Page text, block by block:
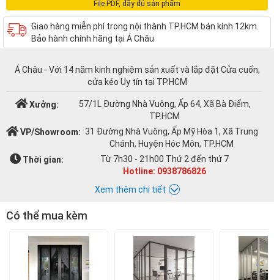
Giao hàng miễn phí trong nội thành TP.HCM bán kính 12km.
Bảo hành chính hãng tại Á Châu
Á Châu - Với 14 năm kinh nghiệm sản xuất và lắp đặt Cửa cuốn,
cửa kéo Uy tín tại TP.HCM
Xưởng:
57/1L Đường Nhà Vuông, Ấp 64, Xã Bà Điểm,
TP.HCM
VP/Showroom: 31 Đường Nhà Vuông, Ấp Mỹ Hòa 1, Xã Trung
Chánh, Huyện Hóc Môn, TP.HCM
Thời gian:
Từ 7h30 - 21h00 Thứ 2 đến thứ 7
Hotline: 0938786826
Xem thêm chi tiết
Chat với Á CHÂU:
Á CHÂU
0938786826
Email:cuacuonachau@gmail.com
Có thể mua kèm